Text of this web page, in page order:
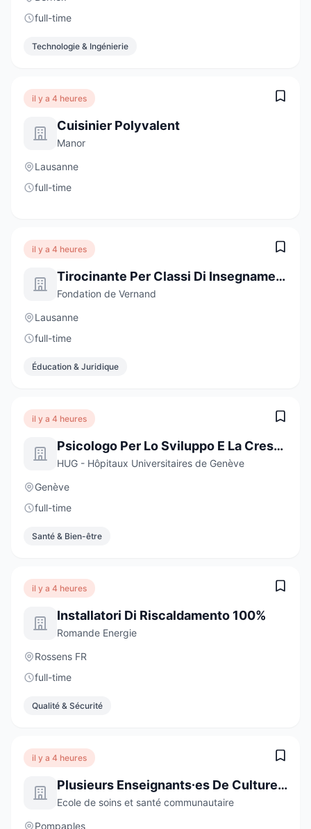
full-time
Technologie & Ingénierie
il y a 4 heures
Cuisinier Polyvalent
Manor
Lausanne
full-time
il y a 4 heures
Tirocinante Per Classi Di Insegnamento Specializzato
Fondation de Vernand
Lausanne
full-time
Éducation & Juridique
il y a 4 heures
Psicologo Per Lo Sviluppo E La Crescita
HUG - Hôpitaux Universitaires de Genève
Genève
full-time
Santé & Bien-être
il y a 4 heures
Installatori Di Riscaldamento 100%
Romande Energie
Rossens FR
full-time
Qualité & Sécurité
il y a 4 heures
Plusieurs Enseignants∙es De Culture Générale De 60 À 100 %
Ecole de soins et santé communautaire
Pompaples